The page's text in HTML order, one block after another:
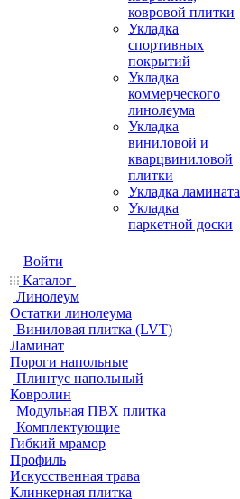
ковровой плитки
Укладка
спортивных
покрытий
Укладка
коммерческого
линолеума
Укладка
виниловой и
кварцвиниловой
плитки
Укладка ламината
Укладка
паркетной доски
Войти
Каталог
Линолеум
Остатки линолеума
Виниловая плитка (LVT)
Ламинат
Пороги напольные
Плинтус напольный
Ковролин
Модульная ПВХ плитка
Комплектующие
Гибкий мрамор
Профиль
Искусственная трава
Клинкерная плитка